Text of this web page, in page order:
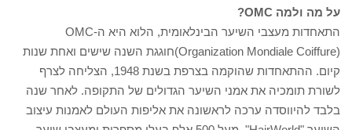
על מה ולמה OMC?
התאחדות מעצבי השיער הבינלאומית, הלוא היא ה-OMC
(Organization Mondiale Coiffure)חוגגת השנה שישים ואחת שנות
קיום. ההתאחדות שהוקמה בצרפת בשנת 1948, הצליחה לצרף
לשורת תומכיה את אמני השיער הגדולים של התקופה. לאחר שנה
בלבד להיווסדה ערכה לראשונה את אליפות העולם לאמנות עיצוב